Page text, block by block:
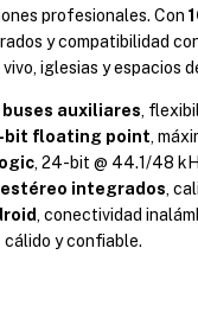
profesionales. Con
y compatibilidad
iglesias y espacios
auxiliares
bit floating point
, 24-bit @ 44.1/48
integrados
, conectividad
cálido y confiable.